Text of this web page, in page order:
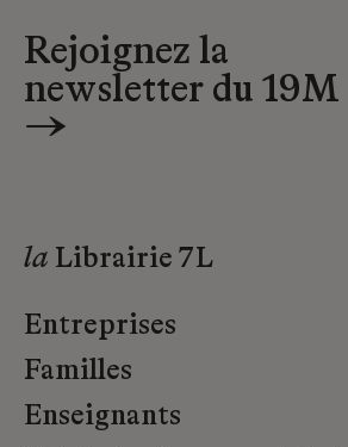
Rejoignez la
newsletter du 19M
→
la Librairie 7L
Entreprises
Familles
Enseignants